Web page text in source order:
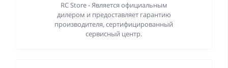
RC Store - Является официальным
дилером и предоставляет гарантию
производителя, сертифицированный
сервисный центр.